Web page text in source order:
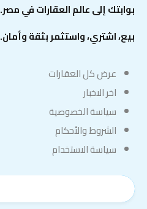
بوابتك إلى عالم العقارات في مصر.
بيع، اشتري، واستثمر بثقة وأمان.
عرض كل العقارات
اخر الاخبار
سياسة الخصوصية
الشروط والأحكام
سياسة الاستخدام